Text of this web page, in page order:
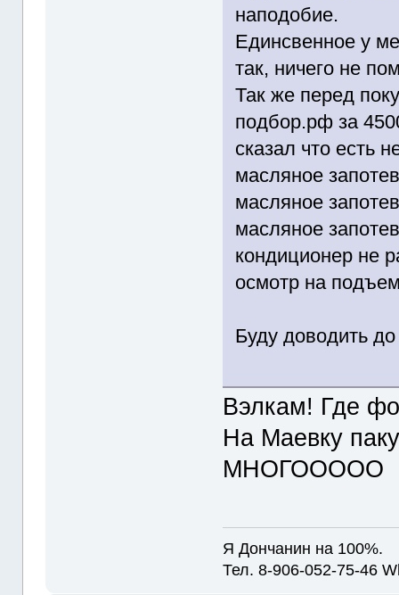
наподобие.
Единсвенное у
так, ничего не
Так же перед
подбор.рф за
сказал что есть
масляное
масляное
масляное
кондиционер не
осмотр на
Буду доводить
Вэлкам! Где
На Маевку
МНОГООООО
Я Дончанин на 100%.
Тел. 8-906-052-75-46